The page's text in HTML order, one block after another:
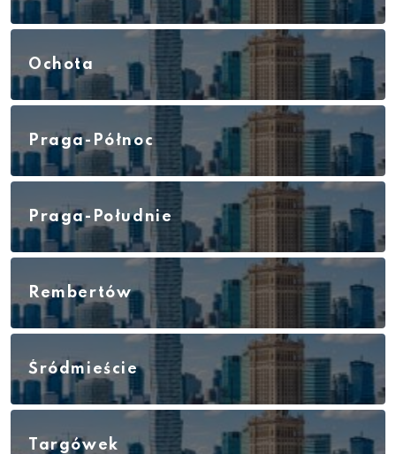
Ochota
Praga-Północ
Praga-Południe
Rembertów
Śródmieście
Targówek